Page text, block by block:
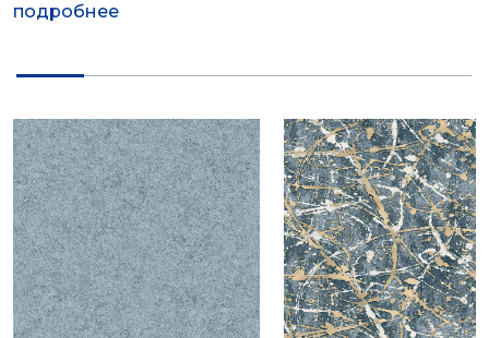
подробнее